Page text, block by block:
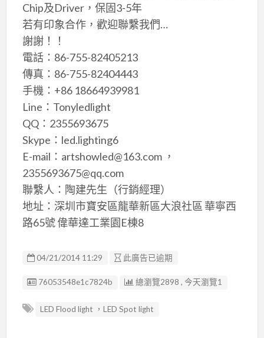
Chip及Driver，保固3-5年
若有印象合作，歡迎聯繫我們…
謝謝！！
電話：86-755-82405213
傳真：86-755-82404443
手機：+86 18664939981
Line：Tonyledlight
QQ：2355693675
Skype：led.lighting6
E-mail：artshowled@163.com ，
2355693675@qq.com
聯繫人：陶建先生（行銷經理）
地址：深圳市寶安區龍華新區大浪社區 華寧西
路65號 偉華達工業園E棟8
04/21/2014 11:29 此廣告已逾期
廣告编號
76053548e1c7824b 總瀏覽2898 , 今天瀏覽1
LED Flood light ，LED Spot light